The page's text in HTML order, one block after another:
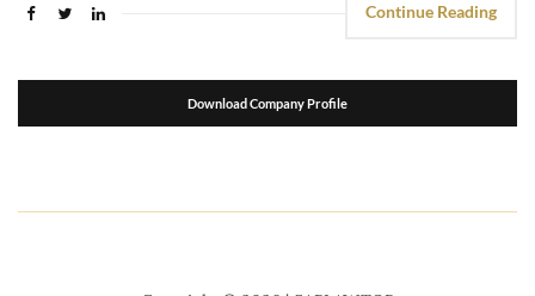
Continue Reading
Download Company Profile